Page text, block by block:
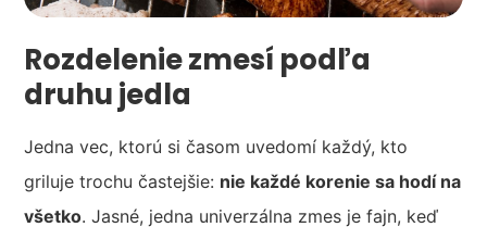
Rozdelenie zmesí podľa
druhu jedla
Jedna vec, ktorú si časom uvedomí každý, kto
griluje trochu častejšie: nie každé korenie sa hodí na
všetko. Jasné, jedna univerzálna zmes je fajn, keď